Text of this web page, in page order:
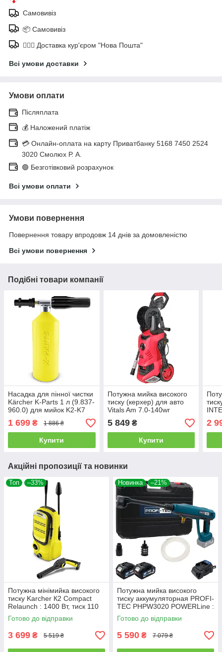
Самовивіз
📦 Самовивіз
🚶🏼‍♂️ Доставка кур'єром "Нова Пошта"
Всі умови доставки
Умови оплати
Післяплата
💰 Наложений платіж
💳 Онлайн-оплата на карту Приватбанку 5168 7450 2524
3020 Смолюх Р. А.
🟢 Безготівковий розрахунок
Всі умови оплати
Умови повернення
Повернення товару впродовж 14 днів за домовленістю
Всі умови повернення
Подібні товари компанії
Насадка для пінної чистки
Kärcher K-Parts 1 л (9.837-
960.0) для мийок K2-K7
1 699 ₴ 1 886 ₴
Купити
Потужна мийка високого
тиску (керхер) для авто
Vitals Am 7.0-140wr
optimum : 140 бар, 420 л/
год мінімийка
5 849₴
Купити
100
2
Акційні пропозиції та новинки
Топ –33%
Потужна мінімийка високого
тиску Karcher К2 Compact
Relaunch : 1400 Вт, тиск 110
бар, 360 л/год
Готово до відправки
3 699 ₴ 5 519 ₴
Новинка –21%
Потужна мийка високого
тиску аккумуляторная PROFI-
TEC PHPW3020 POWERLine :
з АКБ 18V 4.0Ah, 30 бар
Готово до відправки
5 590 ₴ 7 079 ₴